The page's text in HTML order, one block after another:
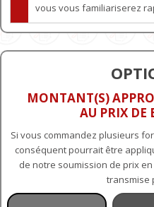
vous vous familiariserez
MONTANT(S)
AU PRIX DE
Si vous commandez plusieurs
conséquent pourrait être
de notre soumission de prix
transmise